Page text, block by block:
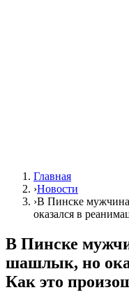
Главная
›Новости
›В Пинске
оказался в
В Пинске
шашлык, но
Как это